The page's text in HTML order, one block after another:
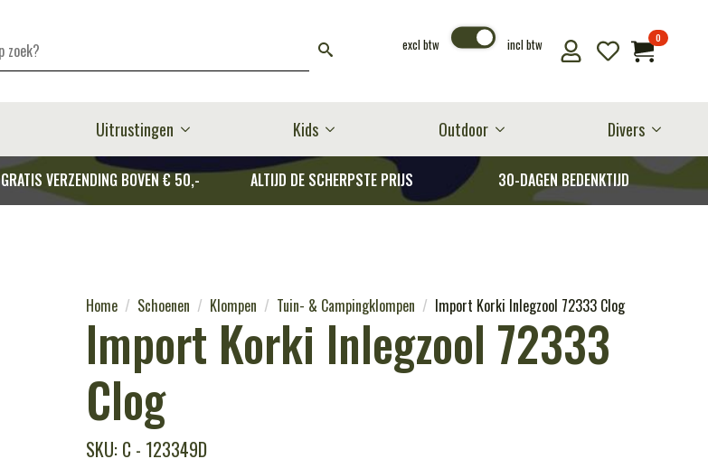
excl btw incl btw 0
Uitrustingen Kids Outdoor Divers
GRATIS VERZENDING BOVEN € 50,- ALTIJD DE SCHERPSTE PRIJS 30-DAGEN BEDENKTIJD
Home Schoenen Klompen Tuin- & Campingklompen Import Korki Inlegzool 72333 Clog
Import Korki Inlegzool 72333
Clog
SKU: C - 123349D